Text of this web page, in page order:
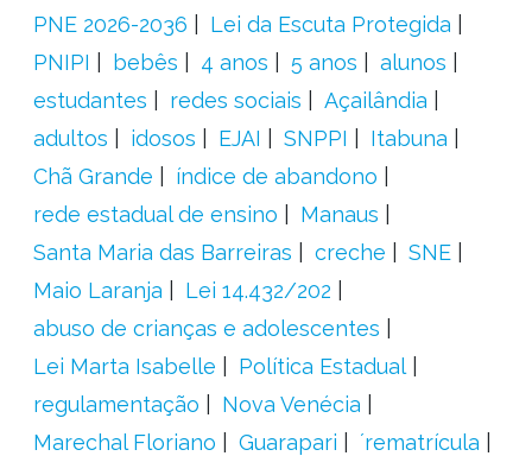
PNE 2026-2036
Lei da Escuta Protegida
PNIPI
bebês 4 anos 5 anos
alunos
estudantes
redes sociais
Açailândia
adultos
idosos EJAI SNPPI
Itabuna
Chã Grande
índice de abandono
rede estadual de ensino
Manaus
Santa Maria das Barreiras
creche
SNE
Maio Laranja
Lei 14.432/202
abuso de crianças e adolescentes
Lei Marta Isabelle
Política Estadual
regulamentação
Nova Venécia
Marechal Floriano
Guarapari
´rematrícula